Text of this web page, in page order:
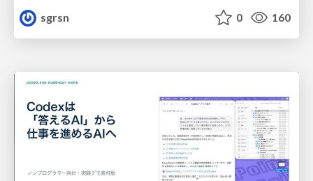
sgrsn
0 160